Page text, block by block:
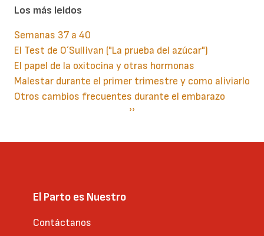
Los más leidos
Semanas 37 a 40
El Test de O´Sullivan ("La prueba del azúcar")
El papel de la oxitocina y otras hormonas
Malestar durante el primer trimestre y como aliviarlo
Otros cambios frecuentes durante el embarazo
Siguiente
››
El Parto es Nuestro
Contáctanos